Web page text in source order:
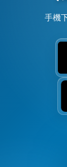
手機